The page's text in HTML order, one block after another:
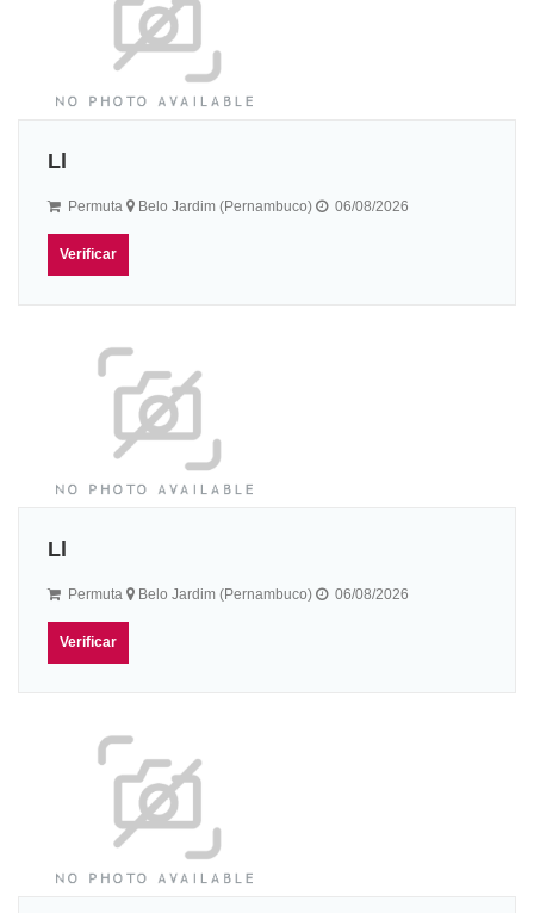
Ll
Permuta Belo Jardim (Pernambuco) 06/08/2026
Verificar
Ll
Permuta Belo Jardim (Pernambuco) 06/08/2026
Verificar